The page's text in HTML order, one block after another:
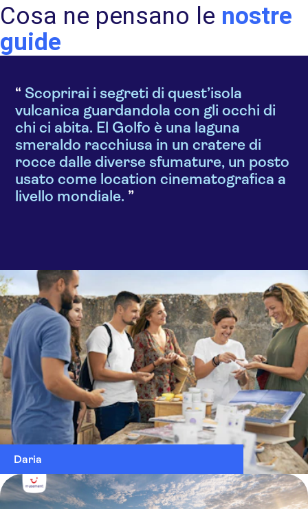
Cosa ne pensano le nostre
guide
Scoprirai i segreti di quest’isola
vulcanica guardandola con gli occhi di
chi ci abita. El Golfo è una laguna
smeraldo racchiusa in un cratere di
rocce dalle diverse sfumature, un posto
usato come location cinematografica a
livello mondiale.
Daria